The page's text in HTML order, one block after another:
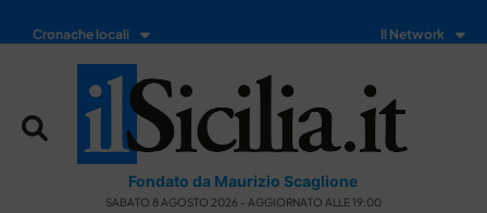
Cronache locali Il Network
Fondato da Maurizio Scaglione
SABATO 8 AGOSTO 2026 - AGGIORNATO ALLE 19:00